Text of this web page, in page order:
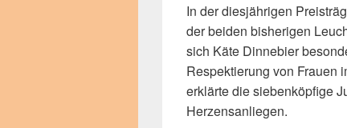
In der diesjährigen
der beiden bisherigen
sich Käte Dinnebier
Respektierung von Frauen
erklärte die siebenköpfige
Herzensanliegen.